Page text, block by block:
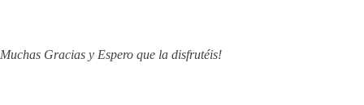
Muchas Gracias y Espero que la disfrutéis!